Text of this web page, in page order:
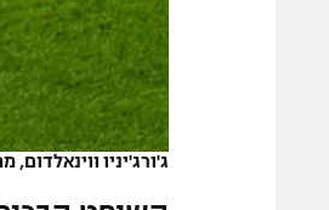
הצטרפות לחבילת הערוצים
לוח דרושים – ג'ובנט
תגיות
המגזין
ג'ורג'יניו